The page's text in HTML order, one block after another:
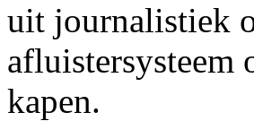
uit journalistiek
afluistersysteem
kapen.